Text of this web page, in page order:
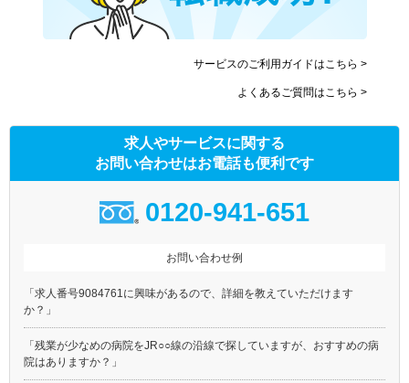
サービスのご利用ガイドはこちら >
よくあるご質問はこちら >
求人やサービスに関する
お問い合わせはお電話も便利です
0120-941-651
お問い合わせ例
「求人番号9084761に興味があるので、詳細を教えていただけます
か？」
「残業が少なめの病院をJR○○線の沿線で探していますが、おすすめの病
院はありますか？」